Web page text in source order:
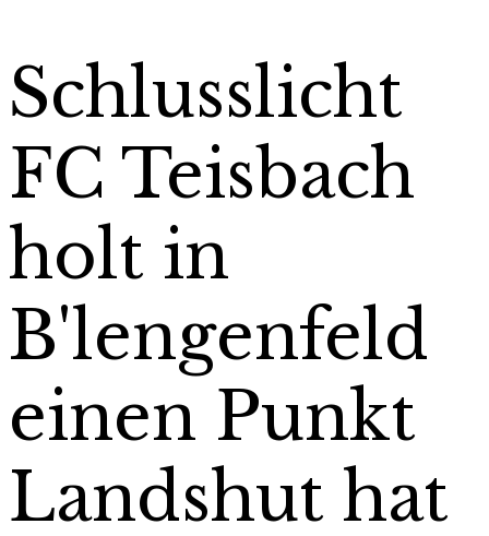
Schlusslicht
FC Teisbach
holt in
B'lengenfeld
einen Punkt
Landshut hat